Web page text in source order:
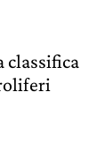
classifica